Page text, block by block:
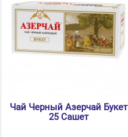
Чай Черный Азерчай Букет
25 Сашет